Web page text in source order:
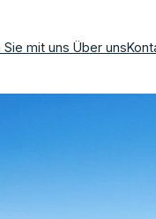
mit uns Über uns